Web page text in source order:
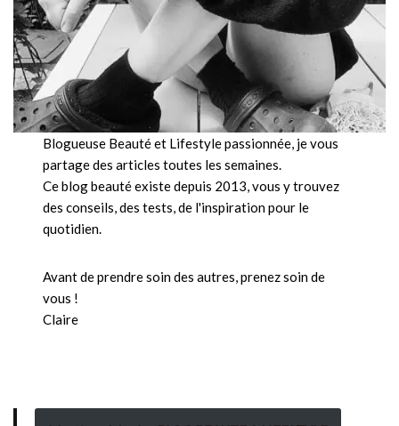
Blogueuse Beauté et Lifestyle passionnée, je vous
partage des articles toutes les semaines.
Ce blog beauté existe depuis 2013, vous y trouvez
des conseils, des tests, de l'inspiration pour le
quotidien.
Avant de prendre soin des autres, prenez soin de
vous !
Claire